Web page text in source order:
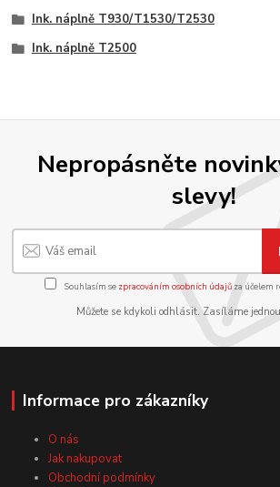
Ink. náplně T930/T1530/T2530
Ink. náplně T2500
Nepropásněte
slevy!
Souhlasím se zpracováním osobních údajůza účelem
Můžete se kdykoli odhlásit. Zasíláme
Informace pro zákazníky
O nás
Jak nakupovat
Obchodní podmínky